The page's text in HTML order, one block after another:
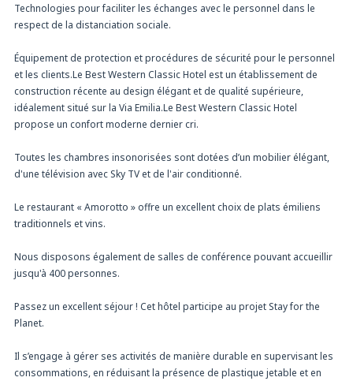
Technologies pour faciliter les échanges avec le personnel dans le
respect de la distanciation sociale.
Équipement de protection et procédures de sécurité pour le personnel
et les clients.Le Best Western Classic Hotel est un établissement de
construction récente au design élégant et de qualité supérieure,
idéalement situé sur la Via Emilia.Le Best Western Classic Hotel
propose un confort moderne dernier cri.
Toutes les chambres insonorisées sont dotées d’un mobilier élégant,
d'une télévision avec Sky TV et de l'air conditionné.
Le restaurant « Amorotto » offre un excellent choix de plats émiliens
traditionnels et vins.
Nous disposons également de salles de conférence pouvant accueillir
jusqu'à 400 personnes.
Passez un excellent séjour ! Cet hôtel participe au projet Stay for the
Planet.
Il s’engage à gérer ses activités de manière durable en supervisant les
consommations, en réduisant la présence de plastique jetable et en